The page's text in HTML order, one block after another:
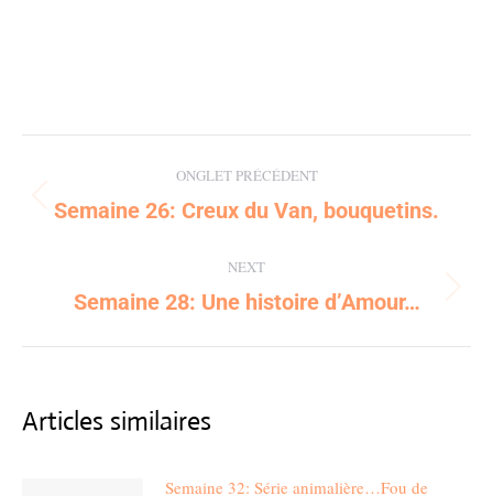
navigation
ONGLET PRÉCÉDENT
Previous
Semaine 26: Creux du Van, bouquetins.
NEXT
Next
Semaine 28: Une histoire d’Amour…
Articles similaires
Semaine 32: Série animalière…Fou de